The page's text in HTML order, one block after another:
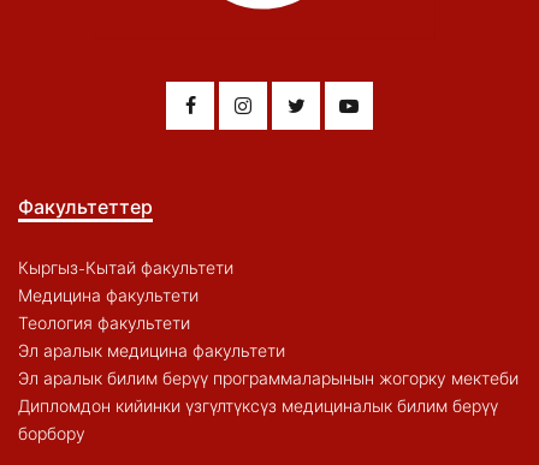
Факультеттер
Кыргыз-Кытай факультети
Медицина факультети
Теология факультети
Эл аралык медицина факультети
Эл аралык билим берүү программаларынын жогорку мектеби
Дипломдон кийинки үзгүлтүксүз медициналык билим берүү
борбору